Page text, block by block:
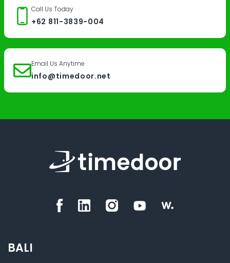
Call Us Today
+62 811-3839-004
Email Us Anytime
info@timedoor.net
BALI